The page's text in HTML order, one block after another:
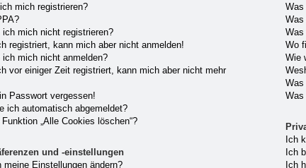
mich registrieren?
ich mich nicht registrieren?
registriert, kann mich aber nicht anmelden!
ich mich nicht anmelden?
vor einiger Zeit registriert, kann mich aber nicht mehr
Passwort vergessen!
ich automatisch abgemeldet?
„Alle Cookies löschen“?
und -einstellungen
meine Einstellungen ändern?
Was
Was
Was
Wo
Wie
Was
Was
Ich
Ich
Ich